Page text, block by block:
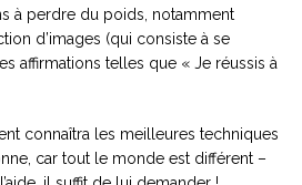
à perdre du poids, notamment
d’images (qui consiste à se
affirmations telles que « Je réussis à
connaîtra les meilleures techniques
car tout le monde est différent –